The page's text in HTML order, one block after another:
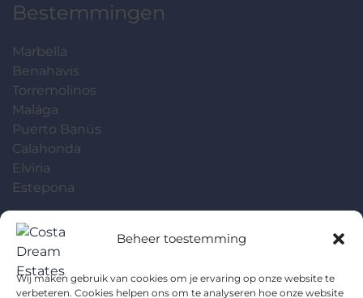
Beheer toestemming
Wij maken gebruik van cookies om je ervaring op onze website te
verbeteren. Cookies helpen ons om te analyseren hoe onze website
Bestemmingen
Marbella
Benahavis
Torremolinos
Malága
Puerto Banús
Calahonda
Elviria
Estepona
Contact
Koestraat 143
5014EC Tilburg